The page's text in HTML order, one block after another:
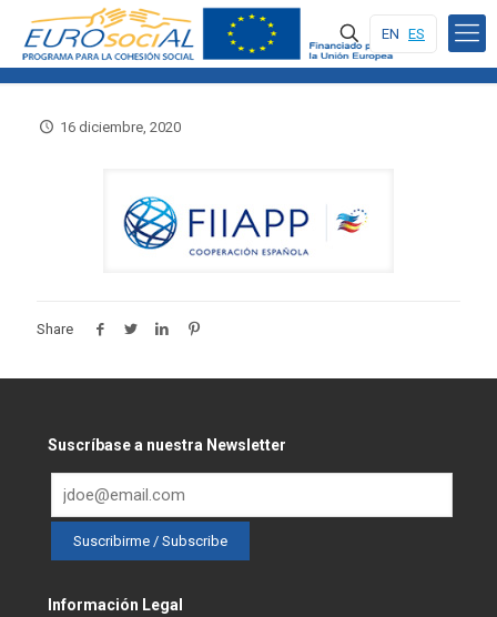
EN ES
16 diciembre, 2020
Share
Suscríbase a nuestra Newsletter
Información Legal